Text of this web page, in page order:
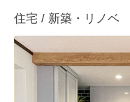
住宅 / 新築・リノベ